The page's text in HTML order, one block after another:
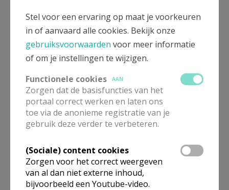
Stel voor een ervaring op maat je voorkeuren
in of aanvaard alle cookies. Bekijk onze
gebruiksvoorwaarden voor meer informatie
of om je instellingen te wijzigen.
Functionele cookies
AAN
Zorgen dat de basisfuncties van het
portaal correct werken en laten ons
toe via de anonieme registratie van je
gebruik deze verder te verbeteren.
(Sociale) content cookies
Zorgen voor het correct weergeven
van al dan niet externe inhoud,
bijvoorbeeld een Youtube-video.